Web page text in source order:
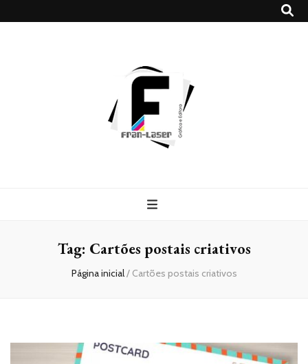
Tag: Cartões postais criativos
Página inicial/ Cartões postais criativos